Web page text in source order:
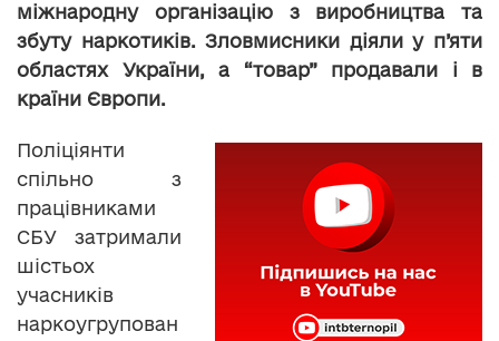
міжнародну організацію з виробництва та
збуту наркотиків. Зловмисники діяли у п’яти
областях України, а “товар” продавали і в
країни Європи.
Поліціянти
спільно з
працівниками
СБУ затримали
шістьох
учасників
наркоугрупован